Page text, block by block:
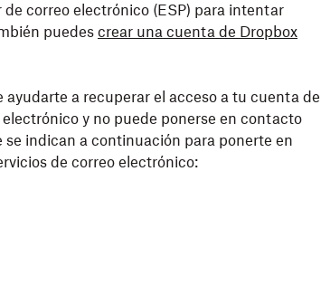
correo electrónico (ESP) para intentar
puedes crear una cuenta de Dropbox
a recuperar el acceso a tu cuenta de
y no puede ponerse en contacto
indican a continuación para ponerte en
de correo electrónico: